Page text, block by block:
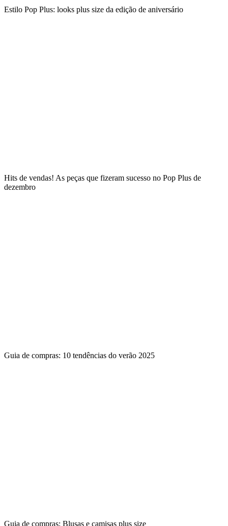
Estilo Pop Plus: looks plus size da edição de aniversário
Hits de vendas! As peças que fizeram sucesso no Pop Plus de
dezembro
Guia de compras: 10 tendências do verão 2025
Guia de compras: Blusas e camisas plus size